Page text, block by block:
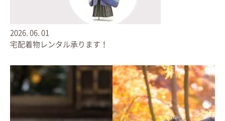
出張撮影をご検討中のかたは
当ウェブサイトをご覧ください！
前の記事
次の記事
新着記事
2026. 06. 01
宅配着物レンタル承ります！